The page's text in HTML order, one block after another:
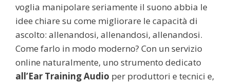
voglia manipolare seriamente il suono abbia le
idee chiare su come migliorare le capacità di
ascolto: allenandosi, allenandosi, allenandosi.
Come farlo in modo moderno? Con un servizio
online naturalmente, uno strumento dedicato
all’Ear Training Audio per produttori e tecnici e,